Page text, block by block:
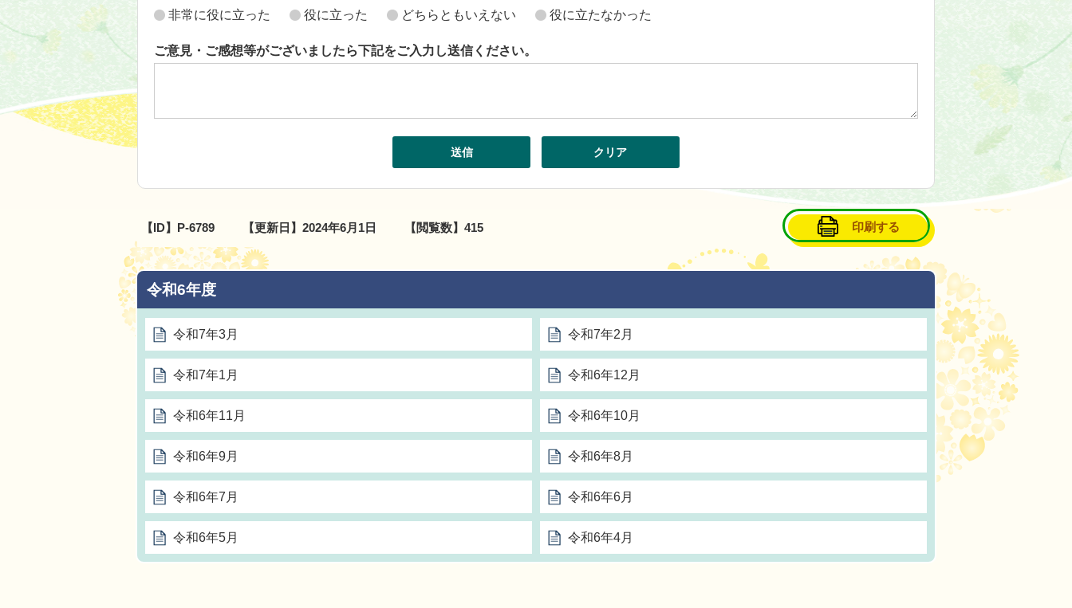
非常に役に立った
役に立った どちらともいえない 役に立たなかった
ご意見・ご感想等がございましたら下記をご入力し送信ください。
【ID】 P-6789 【更新日】 2024年6月1日 【閲覧数】 415 印刷する
令和6年度
令和7年3月 令和7年2月
令和7年1月 令和6年12月
令和6年11月 令和6年10月
令和6年9月 令和6年8月
令和6年7月 令和6年6月
令和6年5月 令和6年4月